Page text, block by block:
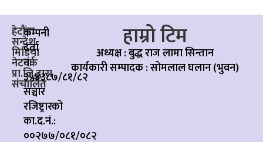
हेटौंडा
सन्देश
मिडिया
नेटवर्क
प्रा.लि.द्वारा
संचालित
कम्पनी
दर्ता
नं:
३५४३८७/८१/८२
सञ्चार
रजिष्ट्रारको
का.द.नं.:
००२७७/०८१/०८२
हाम्रो टिम
अध्यक्ष : बुद्ध राज लामा सिन्तान
कार्यकारी सम्पादक :सोमलाल घलान (भुवन)